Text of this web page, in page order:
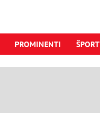
PROMINENTI ŠPORT